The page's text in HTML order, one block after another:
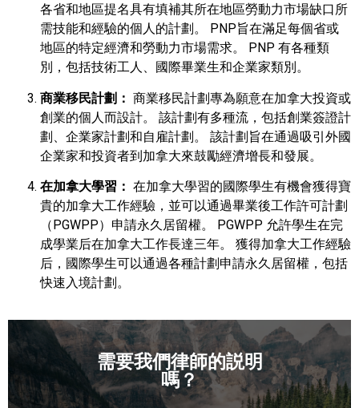
各省和地區提名具有填補其所在地區勞動力市場缺口所
需技能和經驗的個人的計劃。 PNP旨在滿足每個省或
地區的特定經濟和勞動力市場需求。 PNP 有各種類
別，包括技術工人、國際畢業生和企業家類別。
商業移民計劃： 商業移民計劃專為願意在加拿大投資或
創業的個人而設計。 該計劃有多種流，包括創業簽證計
劃、企業家計劃和自雇計劃。 該計劃旨在通過吸引外國
企業家和投資者到加拿大來鼓勵經濟增長和發展。
在加拿大學習： 在加拿大學習的國際學生有機會獲得寶
貴的加拿大工作經驗，並可以通過畢業後工作許可計劃
（PGWPP）申請永久居留權。 PGWPP 允許學生在完
成學業后在加拿大工作長達三年。 獲得加拿大工作經驗
后，國際學生可以通過各種計劃申請永久居留權，包括
快速入境計劃。
需要我們律師的説明
嗎？